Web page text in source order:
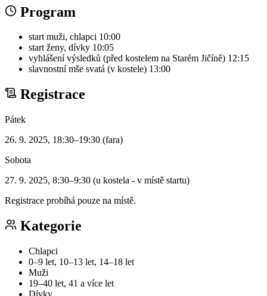
Program
start muži, chlapci 10:00
start ženy, dívky 10:05
vyhlášení výsledků (před kostelem na Starém Jičíně) 12:15
slavnostní mše svatá (v kostele) 13:00
Registrace
Pátek
26. 9. 2025, 18:30–19:30 (fara)
Sobota
27. 9. 2025, 8:30–9:30 (u kostela - v místě startu)
Registrace probíhá pouze na místě.
Kategorie
Chlapci
0–9 let, 10–13 let, 14–18 let
Muži
19–40 let, 41 a více let
Dívky